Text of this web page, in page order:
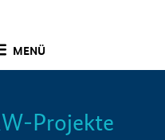
MENÜ
Info
Projekte